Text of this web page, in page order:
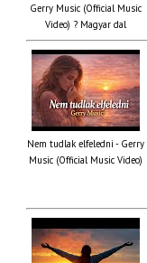
Gerry Music (Official Music
Video) ? Magyar dal
Nem tudlak elfeledni - Gerry
Music (Official Music Video)